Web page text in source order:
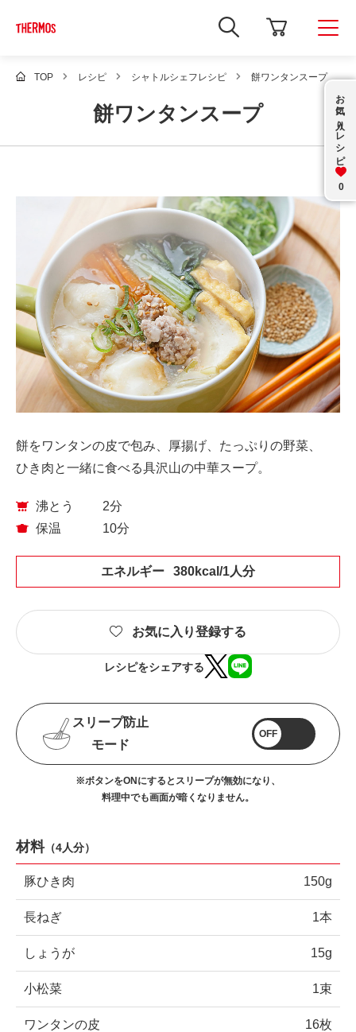
新
し
ィ
ン
ウ
で
サ
検
索
を
開
き
ま
す
TOP レシピ シャトルシェフレシピ 餅ワンタンスープ
餅ワンタンスープ お気に入り
レシピ
0
餅をワンタンの皮で包み、厚揚げ、たっぷりの野菜、
ひき肉と一緒に食べる具沢山の中華スープ。
沸とう
2分
保温
10分
エネルギー 380kcal/1人分
お気に入り登録する
レシピをシェアする
スリープ防止
モード
OFF
※ボタンをONにするとスリープが無効になり、
料理中でも画面が暗くなりません。
材料（4人分）
豚ひき肉 150g
長ねぎ 1本
しょうが 15g
小松菜 1束
ワンタンの皮 16枚